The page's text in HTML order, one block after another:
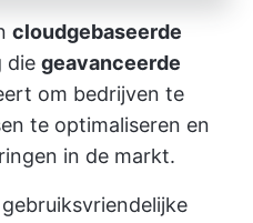
cloudgebaseerde
die geavanceerde
om bedrijven te
te optimaliseren en
in de markt.